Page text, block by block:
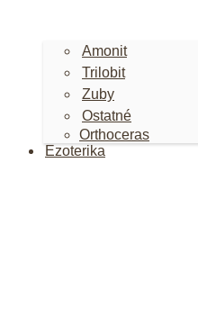
Amonit
Trilobit
Zuby
Ostatné
Orthoceras
Ezoterika